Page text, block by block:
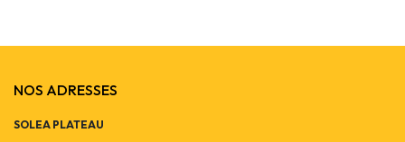
NOS ADRESSES
SOLEA PLATEAU